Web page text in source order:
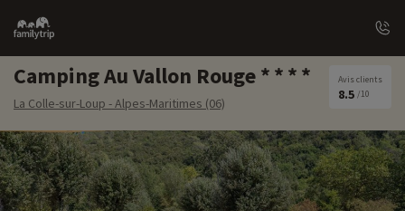
Family
trip
Camping Au Vallon Rouge
La Colle-sur-Loup - Alpes-Maritimes (06)
Avis clients
8.5 /10